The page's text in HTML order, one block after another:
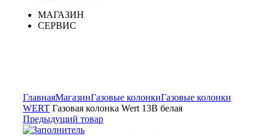
МАГАЗИН
СЕРВИС
ГлавнаяМагазинГазовые колонкиГазовые колонки
WERT Газовая колонка Wert 13B белая
Предыдущий товар